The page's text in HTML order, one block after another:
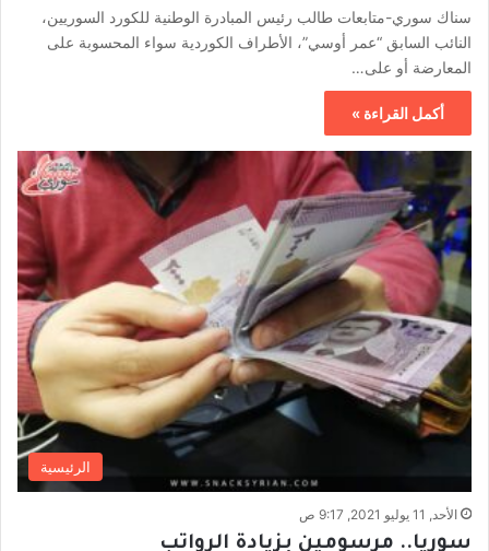
سناك سوري-متابعات طالب رئيس المبادرة الوطنية للكورد السوريين،
النائب السابق “عمر أوسي”، الأطراف الكوردية سواء المحسوبة على
المعارضة أو على…
أكمل القراءة »
الرئيسية
الأحد, 11 يوليو 2021, 9:17 ص
سوريا.. مرسومين بزيادة الرواتب